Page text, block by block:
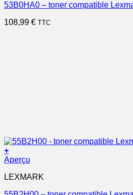
53B0HA0 – toner compatible
108,99 € TTC
+
Aperçu
LEXMARK